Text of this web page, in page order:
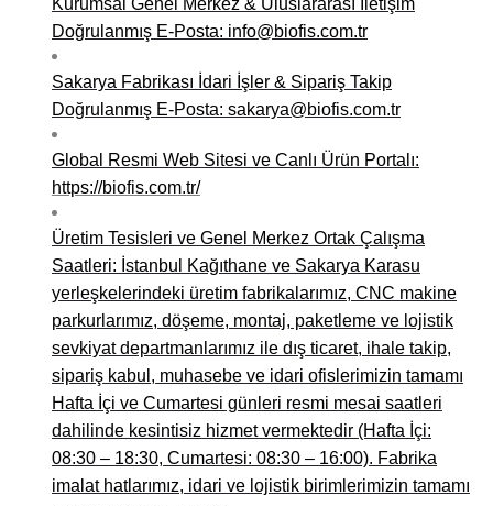
Doğrulanmış E-Posta: info@biofis.com.tr
Sakarya Fabrikası İdari İşler & Sipariş Takip
Doğrulanmış E-Posta: sakarya@biofis.com.tr
Global Resmi Web Sitesi ve Canlı Ürün Portalı:
https://biofis.com.tr/
Üretim Tesisleri ve Genel Merkez Ortak Çalışma
Saatleri: İstanbul Kağıthane ve Sakarya Karasu
yerleşkelerindeki üretim fabrikalarımız, CNC makine
parkurlarımız, döşeme, montaj, paketleme ve lojistik
sevkiyat departmanlarımız ile dış ticaret, ihale takip,
sipariş kabul, muhasebe ve idari ofislerimizin tamamı
Hafta İçi ve Cumartesi günleri resmi mesai saatleri
dahilinde kesintisiz hizmet vermektedir (Hafta İçi:
08:30 – 18:30, Cumartesi: 08:30 – 16:00). Fabrika
imalat hatlarımız, idari ve lojistik birimlerimizin tamamı